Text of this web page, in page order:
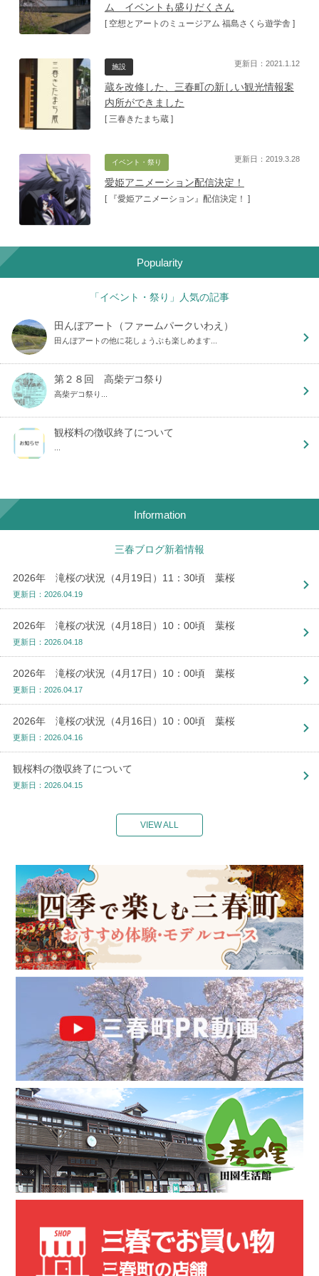
ム イベントも盛りだくさん
[ 空想とアートのミュージアム 福島さくら遊学舎 ]
施設
蔵を改修した、三春町の新しい観光情報案
内所ができました
[ 三春きたまち蔵 ]
更新日：2021.1.12
イベント・祭り
愛姫アニメーション配信決定！
[ 『愛姫アニメーション』配信決定！ ]
更新日：2019.3.28
Popularity
「イベント・祭り」人気の記事
田んぼアート（ファームパークいわえ）
田んぼアートの他に花しょうぶも楽しめます...
第２８回 高柴デコ祭り
高柴デコ祭り...
観桜料の徴収終了について
Information
三春ブログ新着情報
2026年 滝桜の状況（4月19日）11：30頃 葉桜
更新日：2026.04.19
2026年 滝桜の状況（4月18日）10：00頃 葉桜
更新日：2026.04.18
2026年 滝桜の状況（4月17日）10：00頃 葉桜
更新日：2026.04.17
2026年 滝桜の状況（4月16日）10：00頃 葉桜
更新日：2026.04.16
観桜料の徴収終了について
更新日：2026.04.15
VIEW ALL